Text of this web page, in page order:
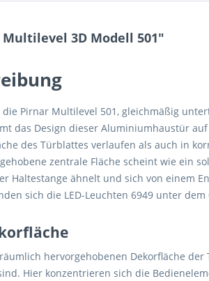
3D Modell 501"
Pirnar Multilevel 501, gleichmäßig
das Design dieser Aluminiumhaustür
des Türblattes verlaufen als auch in
zentrale Fläche scheint wie ein
Haltestange ähnelt und sich von einem
sich die LED-Leuchten 6949 unter
hervorgehobenen Dekorfläche
Hier konzentrieren sich die